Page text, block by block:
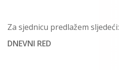
Za sjednicu predlažem sljedeći:
DNEVNI RED